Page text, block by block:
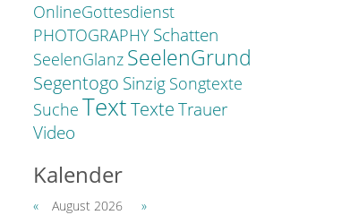
OnlineGottesdienst
PHOTOGRAPHY Schatten
SeelenGlanz SeelenGrund
Segentogo Sinzig Songtexte
Suche TextTexte Trauer
Video
Kalender
« August 2026
»